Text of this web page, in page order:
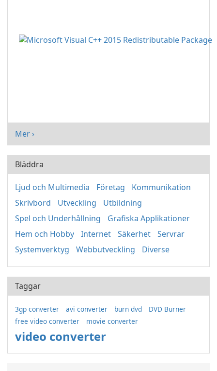
Mer ›
Bläddra
Ljud och Multimedia Företag
Kommunikation
Skrivbord
Utveckling
Utbildning
Spel och Underhållning
Grafiska Applikationer
Hem och Hobby
Internet Säkerhet
Servrar
Systemverktyg
Webbutveckling Diverse
Taggar
3gp converter avi converter burn dvd
DVD Burner
free video converter
movie converter
video converter